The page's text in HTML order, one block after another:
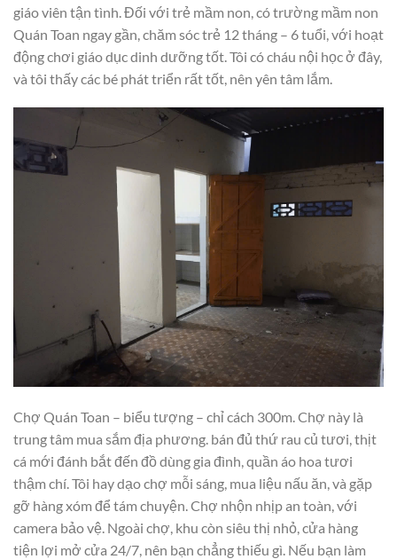
giáo viên tận tình. Đối với trẻ mầm non, có trường mầm non
Quán Toan ngay gần, chăm sóc trẻ 12 tháng – 6 tuổi, với hoạt
động chơi giáo dục dinh dưỡng tốt. Tôi có cháu nội học ở đây,
và tôi thấy các bé phát triển rất tốt, nên yên tâm lắm.
Chợ Quán Toan – biểu tượng – chỉ cách 300m. Chợ này là
trung tâm mua sắm địa phương. bán đủ thứ rau củ tươi, thịt
cá mới đánh bắt đến đồ dùng gia đình, quần áo hoa tươi
thậm chí. Tôi hay dạo chợ mỗi sáng, mua liệu nấu ăn, và gặp
gỡ hàng xóm để tám chuyện. Chợ nhộn nhịp an toàn, với
camera bảo vệ. Ngoài chợ, khu còn siêu thị nhỏ, cửa hàng
tiện lợi mở cửa 24/7, nên bạn chẳng thiếu gì. Nếu bạn làm